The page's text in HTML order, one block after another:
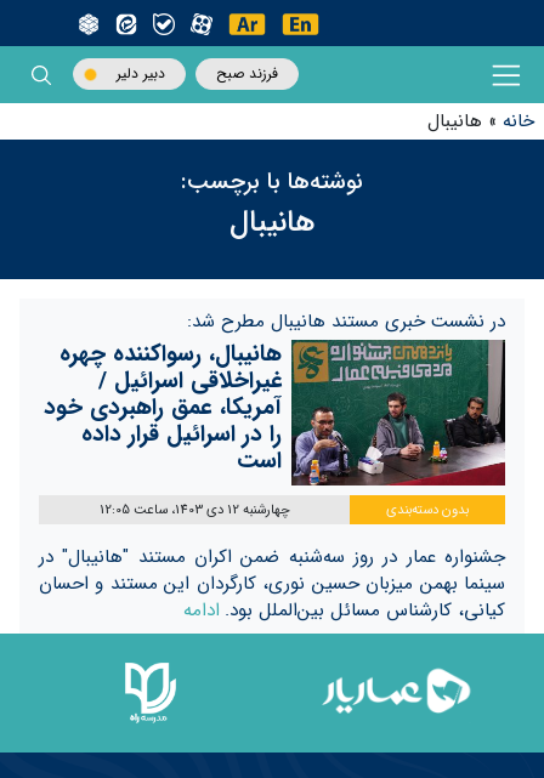
فرزند صبح دبیر دلیر
خانه » هانیبال
نوشته‌ها با برچسب:
هانیبال
در نشست خبری مستند هانیبال مطرح شد:
هانیبال، رسواکننده چهره
غیراخلاقی اسرائیل /
آمریکا، عمق راهبردی خود
را در اسرائیل قرار داده
است
بدون دسته‌بندی چهارشنبه 12 دی 1403، ساعت 12:05
جشنواره عمار در روز سه‌شنبه ضمن اکران مستند "هانیبال" در
سینما بهمن میزبان حسین نوری، کارگردان این مستند و احسان
کیانی، کارشناس مسائل بین‌الملل بود. ادامه